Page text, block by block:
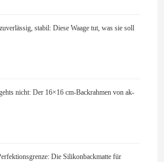
stabil: Diese Waage tut, was sie soll
nicht: Der 16×16 cm-Backrahmen von ak-
Die Silikonbackmatte für